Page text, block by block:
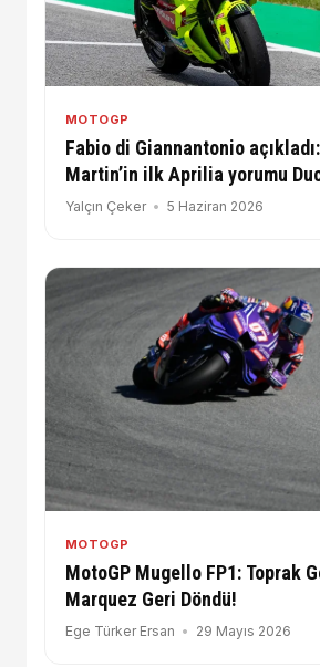
MOTOGP
Fabio di Giannantonio
Martin’in ilk Aprilia yorumu
büyük eksiğini ortaya koymuştu
Yalçın Çeker 5 Haziran 2026
MOTOGP
MotoGP Mugello FP1: Toprak
Marquez Geri Döndü!
Ege Türker Ersan 29 Mayıs 2026